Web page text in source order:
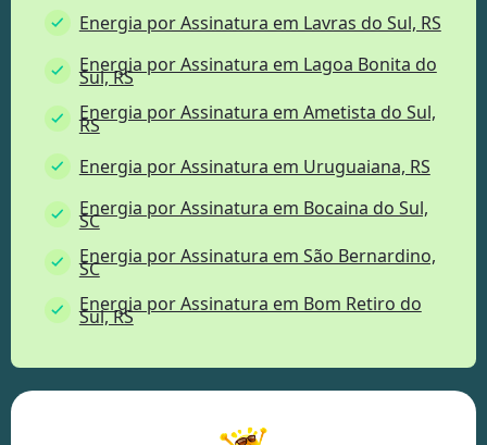
Energia por Assinatura em Lavras do Sul, RS
Energia por Assinatura em Lagoa Bonita do
Sul, RS
Energia por Assinatura em Ametista do Sul,
RS
Energia por Assinatura em Uruguaiana, RS
Energia por Assinatura em Bocaina do Sul,
SC
Energia por Assinatura em São Bernardino,
SC
Energia por Assinatura em Bom Retiro do
Sul, RS